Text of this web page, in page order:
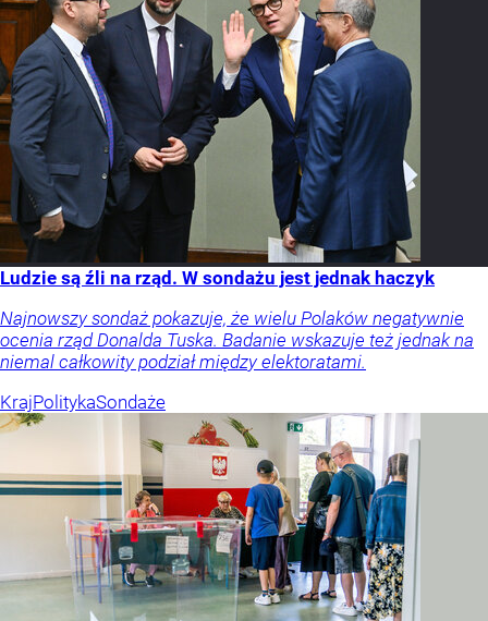
Ludzie są źli na rząd. W sondażu jest jednak haczyk
Najnowszy sondaż pokazuje, że wielu Polaków negatywnie
ocenia rząd Donalda Tuska. Badanie wskazuje też jednak na
niemal całkowity podział między elektoratami.
KrajPolitykaSondaże